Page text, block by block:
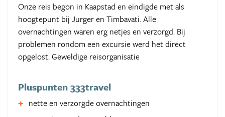
Onze reis begon in Kaapstad en eindigde met als
hoogtepunt bij Jurger en Timbavati. Alle
overnachtingen waren erg netjes en verzorgd. Bij
problemen rondom een excursie werd het direct
opgelost. Geweldige reisorganisatie
Pluspunten 333travel
nette en verzorgde overnachtingen